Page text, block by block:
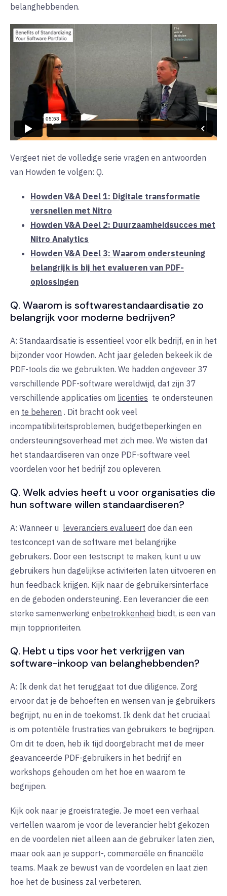
belanghebbenden.
Vergeet niet de volledige serie vragen en antwoorden
van Howden te volgen: Q.
Howden V&A Deel 1: Digitale transformatie
versnellen met Nitro
Howden V&A Deel 2: Duurzaamheidsucces met
Nitro Analytics
Howden V&A Deel 3: Waarom ondersteuning
belangrijk is bij het evalueren van PDF-
oplossingen
Q. Waarom is softwarestandaardisatie zo
belangrijk voor moderne bedrijven?
A: Standaardisatie is essentieel voor elk bedrijf, en in het
bijzonder voor Howden. Acht jaar geleden bekeek ik de
PDF-tools die we gebruikten. We hadden ongeveer 37
verschillende PDF-software wereldwijd, dat zijn 37
verschillende applicaties om licenties te ondersteunen
en te beheren . Dit bracht ook veel
incompatibiliteitsproblemen, budgetbeperkingen en
ondersteuningsoverhead met zich mee. We wisten dat
het standaardiseren van onze PDF-software veel
voordelen voor het bedrijf zou opleveren.
Q. Welk advies heeft u voor organisaties die
hun software willen standaardiseren?
A: Wanneer u leveranciers evalueert doe dan een
testconcept van de software met belangrijke
gebruikers. Door een testscript te maken, kunt u uw
gebruikers hun dagelijkse activiteiten laten uitvoeren en
hun feedback krijgen. Kijk naar de gebruikersinterface
en de geboden ondersteuning. Een leverancier die een
sterke samenwerking en betrokkenheid biedt, is een van
mijn topprioriteiten.
Q. Hebt u tips voor het verkrijgen van
software-inkoop van belanghebbenden?
A: Ik denk dat het teruggaat tot due diligence. Zorg
ervoor dat je de behoeften en wensen van je gebruikers
begrijpt, nu en in de toekomst. Ik denk dat het cruciaal
is om potentiële frustraties van gebruikers te begrijpen.
Om dit te doen, heb ik tijd doorgebracht met de meer
geavanceerde PDF-gebruikers in het bedrijf en
workshops gehouden om het hoe en waarom te
begrijpen.
Kijk ook naar je groeistrategie. Je moet een verhaal
vertellen waarom je voor de leverancier hebt gekozen
en de voordelen niet alleen aan de gebruiker laten zien,
maar ook aan je support-, commerciële en financiële
teams. Maak ze bewust van de voordelen en laat zien
hoe het de business zal verbeteren.